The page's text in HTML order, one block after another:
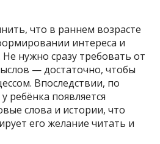
что в раннем возрасте
интереса и
нужно сразу требовать от
— достаточно, чтобы
Впоследствии, по
ребёнка появляется
слова и истории, что
его желание читать и